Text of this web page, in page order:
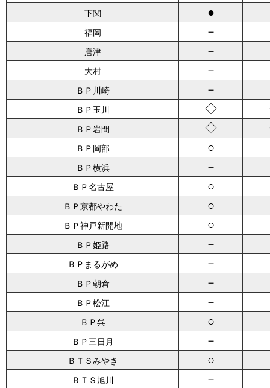
下関 ●
福岡 －
唐津 －
大村 －
ＢＰ川崎 －
ＢＰ玉川 ◇
ＢＰ岩間 ◇
ＢＰ岡部 ○
ＢＰ横浜 －
ＢＰ名古屋 ○
ＢＰ京都やわた ○
ＢＰ神戸新開地 ○
ＢＰ姫路 －
ＢＰまるがめ －
ＢＰ朝倉 －
ＢＰ松江 －
ＢＰ呉 ○
ＢＰ三日月 －
ＢＴＳみやき ○
ＢＴＳ旭川 －